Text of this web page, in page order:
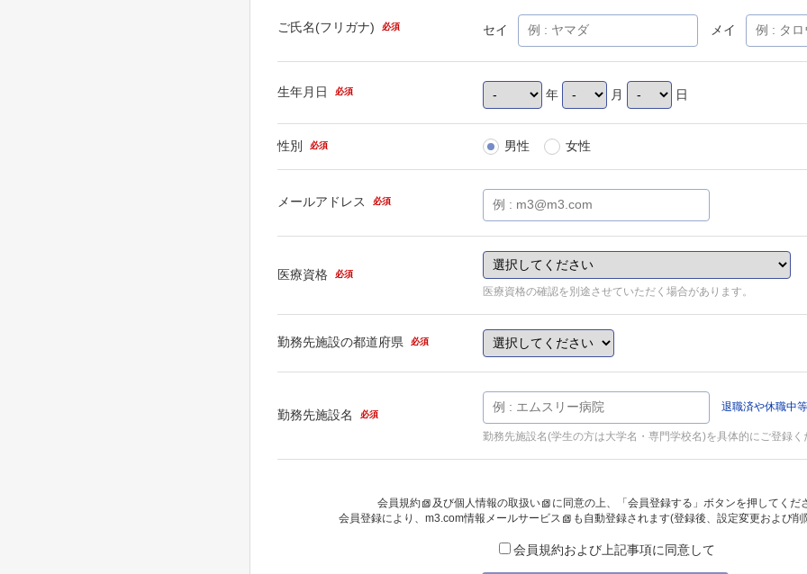
ご氏名(フリガナ) 必須 セイ メイ
生年月日 必須 年 月 日
性別 必須 男性 女性
メールアドレス 必須
医療資格 必須
医療資格の確認を別途させていただく場合があります。
勤務先施設の都道府県 必須
勤務先施設名 必須
退職済や休職中
勤務先施設名(学生の方は大学名・専門学校名)を具体的にご登録く
会員規約 及び個人情報の取扱い
に同意の上、「会員登録する」ボタンを押してくだ
会員登録により、 m3.com情報メールサービス も自動登録されます(登録後、設定変更および
会員規約および上記事項に同意して